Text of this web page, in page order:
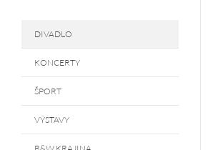
DIVADLO
KONCERTY
ŠPORT
VÝSTAVY